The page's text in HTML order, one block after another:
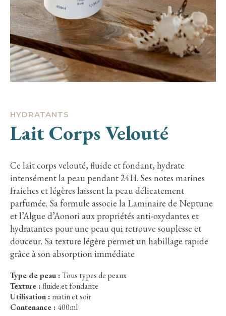
HYDRATANTS
Lait Corps Velouté
Ce lait corps velouté, fluide et fondant, hydrate
intensément la peau pendant 24H. Ses notes marines
fraiches et légères laissent la peau délicatement
parfumée. Sa formule associe la Laminaire de Neptune
et l’Algue d’Aonori aux propriétés anti-oxydantes et
hydratantes pour une peau qui retrouve souplesse et
douceur. Sa texture légère permet un habillage rapide
grâce à son absorption immédiate
Type de peau :Tous types de peaux
Texture :fluide et fondante
Utilisation : matin et soir
Contenance :400ml